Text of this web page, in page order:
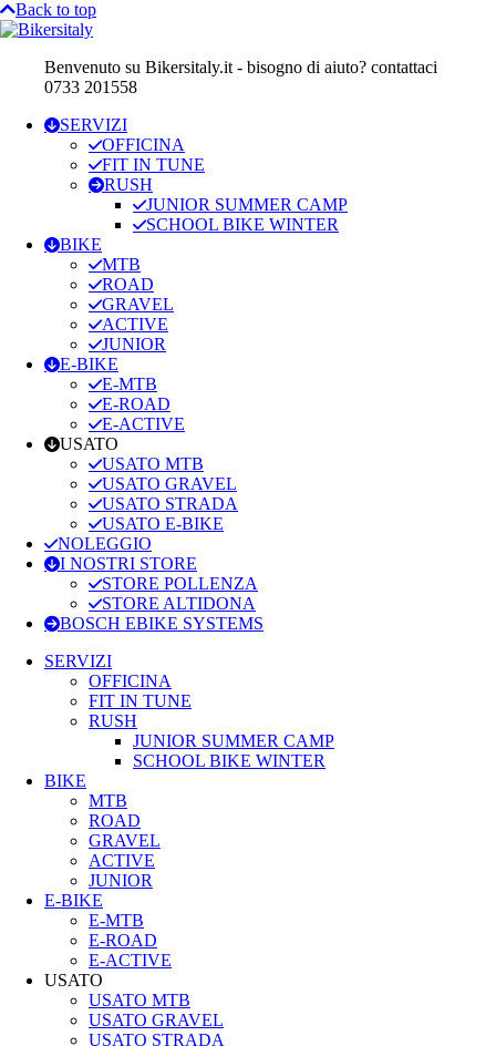
Back to top
Benvenuto su Bikersitaly.it - bisogno di aiuto? contattaci
0733 201558
SERVIZI
OFFICINA
FIT IN TUNE
RUSH
JUNIOR SUMMER CAMP
SCHOOL BIKE WINTER
BIKE
MTB
ROAD
GRAVEL
ACTIVE
JUNIOR
E-BIKE
E-MTB
E-ROAD
E-ACTIVE
USATO
USATO MTB
USATO GRAVEL
USATO STRADA
USATO E-BIKE
NOLEGGIO
I NOSTRI STORE
STORE POLLENZA
STORE ALTIDONA
BOSCH EBIKE SYSTEMS
SERVIZI
OFFICINA
FIT IN TUNE
RUSH
JUNIOR SUMMER CAMP
SCHOOL BIKE WINTER
BIKE
MTB
ROAD
GRAVEL
ACTIVE
JUNIOR
E-BIKE
E-MTB
E-ROAD
E-ACTIVE
USATO
USATO MTB
USATO GRAVEL
USATO STRADA